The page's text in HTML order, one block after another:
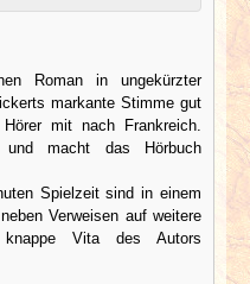
Roman in ungekürzter
markante Stimme gut
mit nach Frankreich.
und macht das Hörbuch
Spielzeit sind in einem
Verweisen auf weitere
knappe Vita des Autors